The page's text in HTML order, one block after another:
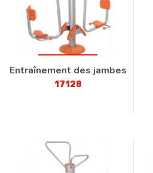
Entraînement des jambes
17128